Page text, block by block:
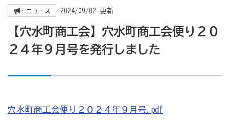
ニュース 2024/09/02 更新
【穴水町商工会】穴水町商工会便り２０
２４年９月号を発行しました
穴水町商工会便り２０２４年９月号.pdf
補助金・助成金一覧
商工会が扱う融資・金融制度